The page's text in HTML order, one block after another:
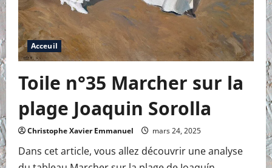
Acceuil
Toile n°35 Marcher sur la
plage Joaquin Sorolla
Christophe Xavier Emmanuel mars 24, 2025
Dans cet article, vous allez découvrir une analyse